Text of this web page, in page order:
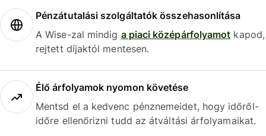
Pénzátutalási szolgáltatók összehasonlítása
A Wise-zal mindig a piaci középárfolyamot kapod,
rejtett díjaktól mentesen.
Élő árfolyamok nyomon követése
Mentsd el a kedvenc pénznemeidet, hogy időről-
időre ellenőrizni tudd az átváltási árfolyamaikat.